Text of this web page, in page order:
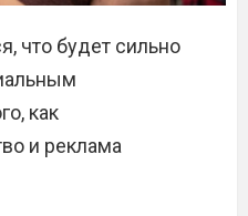
что будет сильно
как
и реклама